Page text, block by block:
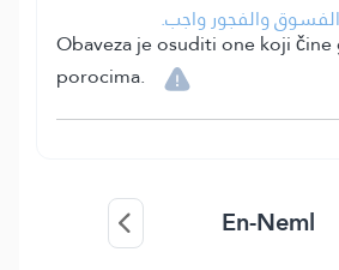
والفجور واجب.
Obaveza je osuditi one koji
porocima.
En-Neml